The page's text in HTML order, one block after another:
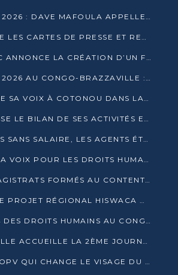
PRÉSIDENTIELLE 2026 : DAVE MAFOULA APPELLE LES CONGOLAIS À UN « NOUVEAU DÉPART »
LE CSLC RELANCE LES CARTES DE PRESSE ET RECONNAÎT OFFICIELLEMENT LES MÉDIAS EN LIGNE
MÉDIAS : LE CSLC ANNONCE LA CRÉATION D’UN FONDS D’APPUI À LA PRESSE
PRESIDENTIELLE 2026 AU CONGO-BRAZZAVILLE : UN CASTING ÉLARGI
LE CONGO PORTE SA VOIX À COTONOU DANS LA LUTTE CONTRE LA TUBERCULOSE
LA SOPRIM DRESSE LE BILAN DE SES ACTIVITÉS ET FIXE DE NOUVELLES PRIORITÉS
DGMRFE : 16 MOIS SANS SALAIRE, LES AGENTS ÉTOUFFENT DANS LE SILENCE
LE SLAM ÉLÈVE LA VOIX POUR LES DROITS HUMAINS À BRAZZAVILLE
JUSTICE : DES MAGISTRATS FORMÉS AU CONTENTIEUX DE LA PROPRIÉTÉ INTELLECTUELLE
STATISTIQUES : LE PROJET RÉGIONAL HISWACA OFFICIELLEMENT LANCÉ AU CONGO
4182 VIOLATIONS DES DROITS HUMAINS AU CONGO EN 2025 SELON LE CAD
PNLS : BRAZZAVILLE ACCUEILLE LA 2ÈME JOURNÉE SCIENTIFIQUE SUR LE VIH/SIDA
PESTY KANGA, L’OPV QUI CHANGE LE VISAGE DU REPORTAGE AU CONGO